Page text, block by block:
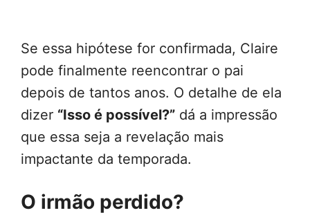
Se essa hipótese for confirmada, Claire
pode finalmente reencontrar o pai
depois de tantos anos. O detalhe de ela
dizer “Isso é possível?” dá a impressão
que essa seja a revelação mais
impactante da temporada.
O irmão perdido?